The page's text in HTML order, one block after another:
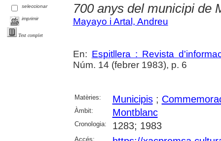
seleccionar
imprimir
Text complet
700 anys del municipi de
Mayayo i Artal, Andreu
En: Espitllera : Revista
Núm. 14 (febrer 1983), p. 6
Matèries: Municipis;
Àmbit: Montblanc
Cronologia: 1283; 1983
Accés: